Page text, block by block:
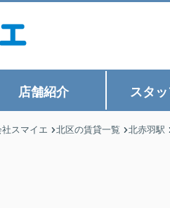
店舗紹介 スタ
スマイエ 北区の賃貸一覧 北赤羽駅